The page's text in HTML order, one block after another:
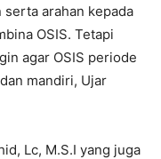
arahan kepada
OSIS. Tetapi
agar OSIS periode
mandiri, Ujar
Lc, M.S.I yang juga